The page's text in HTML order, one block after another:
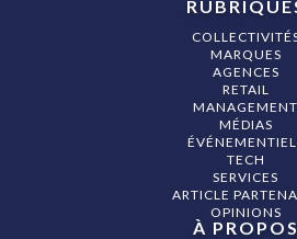
MARQUES
AGENCES
RETAIL
MANAGEMENT
MÉDIAS
TECH
SERVICES
ARTICLE
OPINIONS
À PROPOS